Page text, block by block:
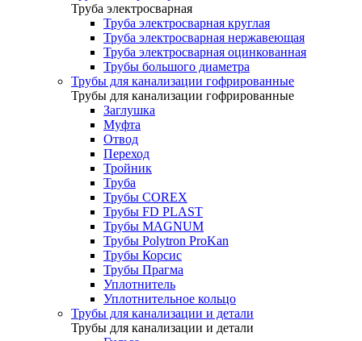
Труба электросварная
Труба электросварная круглая
Труба электросварная нержавеющая
Труба электросварная оцинкованная
Трубы большого диаметра
Трубы для канализации гофрированные
Трубы для канализации гофрированные
Заглушка
Муфта
Отвод
Переход
Тройник
Труба
Трубы COREX
Трубы FD PLAST
Трубы MAGNUM
Трубы Polytron ProKan
Трубы Корсис
Трубы Прагма
Уплотнитель
Уплотнительное кольцо
Трубы для канализации и детали
Трубы для канализации и детали